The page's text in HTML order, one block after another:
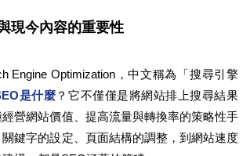
現今內容的重要性
Engine Optimization，中文稱為「搜尋引擎
是什麼 ？它不僅僅是將網站排上搜尋結果
營網站價值、提高流量與轉換率的策略性手
鍵字的設定、頁面結構的調整，到網站速度